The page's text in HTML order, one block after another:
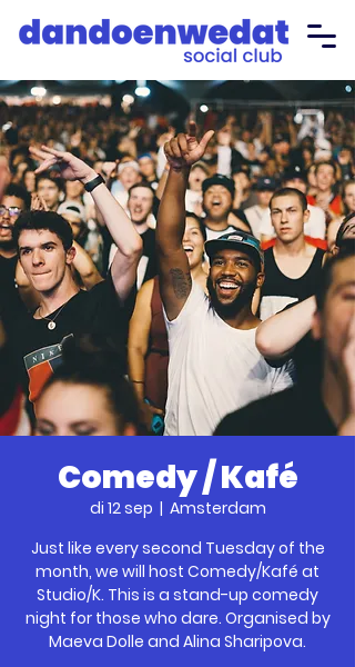
Comedy / Kafé
di 12 sep
  |
Amsterdam
Just like every second Tuesday of the
month, we will host Comedy/Kafé at
Studio/K. This is a stand-up comedy
night for those who dare. Organised by
Maeva Dolle and Alina Sharipova.